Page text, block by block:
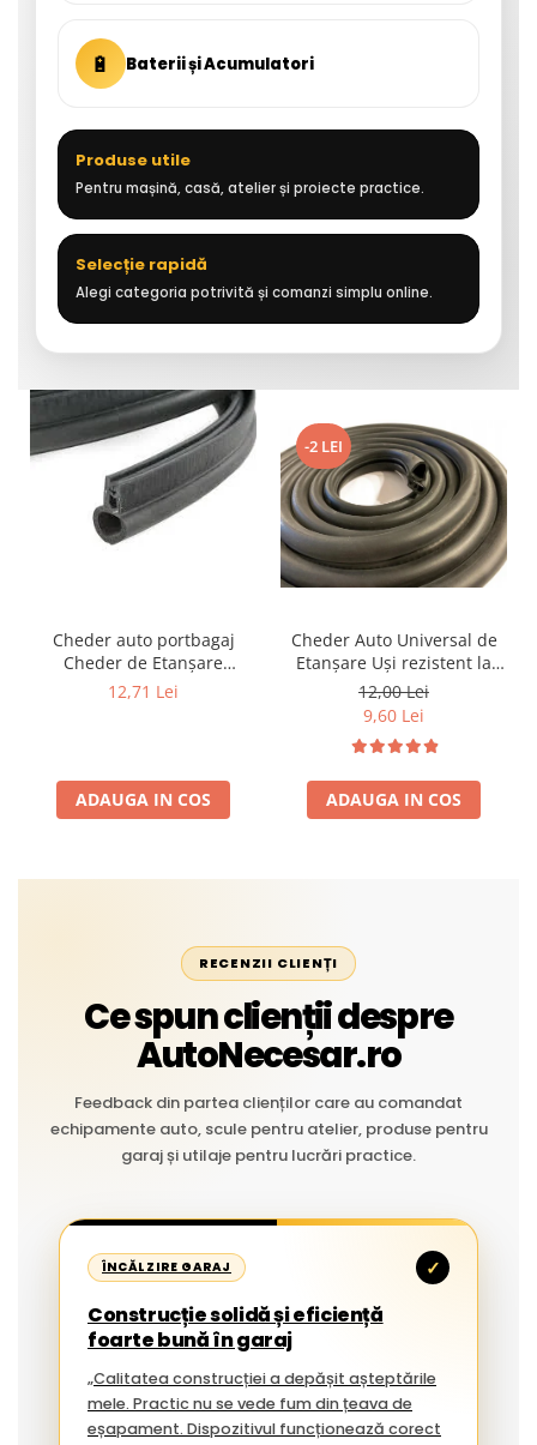
🔋 Baterii și Acumulatori
Produse utile
Pentru mașină, casă, atelier și proiecte practice.
Selecție rapidă
Alegi categoria potrivită și comanzi simplu online.
Cheder auto portbagaj
Cheder de Etanșare
Profesional din Cauciuc -
Liniar
12,71 Lei
ADAUGA IN COS
-2 LEI
Cheder Auto Universal de
Etanșare Uși rezistent la
intemperii, raze UV,
îmbătrânire și temperaturi
12,00 Lei
9,60 Lei
ADAUGA IN COS
RECENZII CLIENȚI
Ce spun clienții despre
AutoNecesar.ro
Feedback din partea clienților care au comandat
echipamente auto, scule pentru atelier, produse pentru
garaj și utilaje pentru lucrări practice.
ÎNCĂLZIRE GARAJ ✓
Construcție solidă și eficiență
foarte bună în garaj
„Calitatea construcției a depășit așteptările
mele. Practic nu se vede fum din țeava de
eșapament. Dispozitivul funcționează corect